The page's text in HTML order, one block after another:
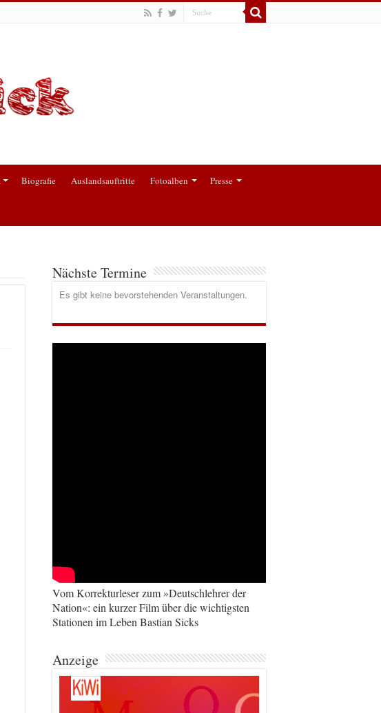
Biografie Auslandsauftritte Fotoalben Presse
Nächste Termine
Es gibt keine bevorstehenden Veranstaltungen.
Vom Korrekturleser zum »Deutschlehrer der
Nation«: ein kurzer Film über die wichtigsten
Stationen im Leben Bastian Sicks
Anzeige